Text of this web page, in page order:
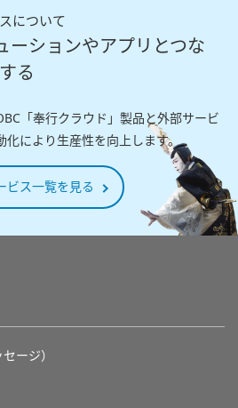
について
ーションやアプリとつな
る
「奉行クラウド」製品と外部サービ
により生産性を向上します。
ビス一覧を見る
ージ）